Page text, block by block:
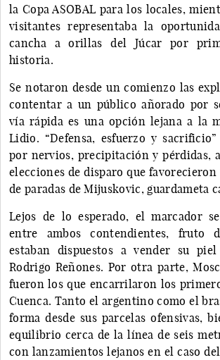
la Copa ASOBAL para los locales,
visitantes representaba la
cancha a orillas del Júcar por
historia.
Se notaron desde un comienzo las
contentar a un público añorado por
vía rápida es una opción lejana a la
Lidio. “Defensa, esfuerzo y
por nervios, precipitación y pérdidas,
elecciones de disparo que
de paradas de Mijuskovic, guardameta
Lejos de lo esperado, el marcador
entre ambos contendientes, fruto
estaban dispuestos a vender su
Rodrigo Reñones. Por otra parte,
fueron los que encarrilaron los
Cuenca. Tanto el argentino como el
forma desde sus parcelas ofensivas,
equilibrio cerca de la línea de seis
con lanzamientos lejanos en el caso